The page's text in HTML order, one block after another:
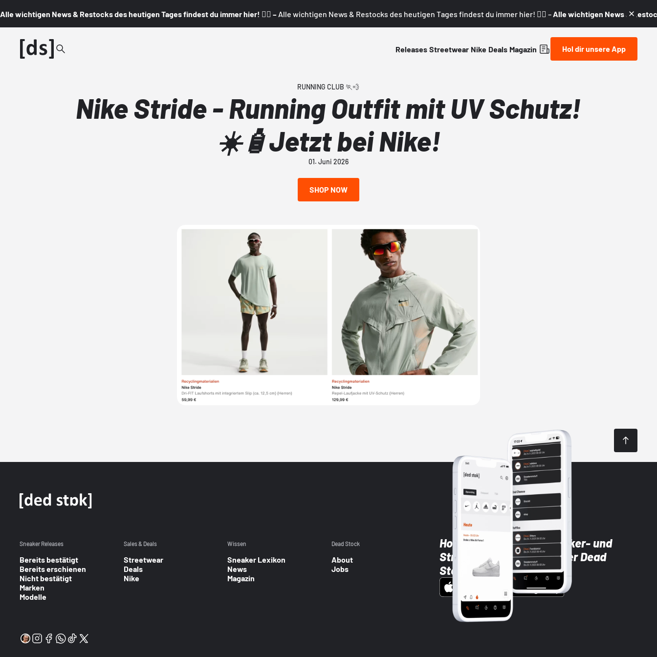
Alle wichtigen News & Restocks des heutigen Tages findest du immer hier! 👇🏼 – Alle wichtigen News & Restocks des heutigen Tages findest du immer hier! 👇🏼 – Alle wichtigen News &
Releases Streetwear Nike Deals Magazin Hol dir unsere App
RUNNING CLUB 🏃💨
Nike Stride - Running Outfit mit UV Schutz!
☀️🧴Jetzt bei Nike!
01. Juni 2026
SHOP NOW
Hol dir die neuesten Sneaker- und
Streetwear-Brands mit der Dead
Stock App
Sneaker Releases
Bereits bestätigt
Bereits erschienen
Nicht bestätigt
Marken
Modelle
Sales & Deals
Streetwear
Deals
Nike
Wissen
Sneaker Lexikon
News
Magazin
Dead Stock
About
Jobs